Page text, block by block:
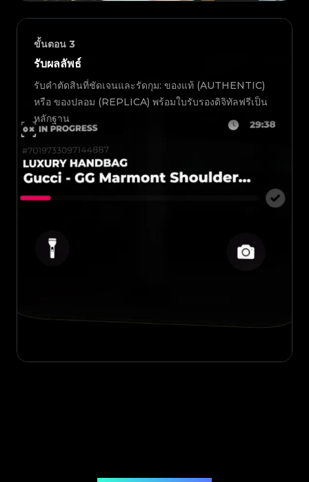
ขั้นตอน 3
รับผลลัพธ์
รับคำตัดสินที่ชัดเจนและรัดกุม: ของแท้ (AUTHENTIC)
หรือ ของปลอม (REPLICA) พร้อมใบรับรองดิจิทัลฟรีเป็น
หลักฐาน